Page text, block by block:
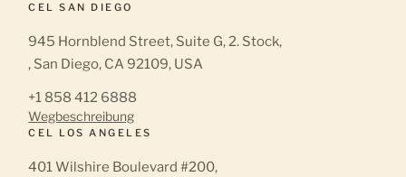
CEL SAN DIEGO
945 Hornblend Street, Suite G, 2. Stock,
, San Diego, CA 92109, USA
+1 858 412 6888
Wegbeschreibung
CEL LOS ANGELES
401 Wilshire Boulevard #200,